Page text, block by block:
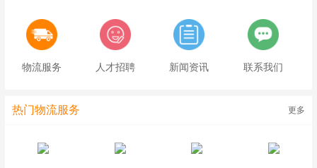
物流服务 人才招聘 新闻资讯 联系我们
热门物流服务 更多